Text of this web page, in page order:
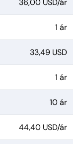
36,00 USD/ár
1 ár
33,49 USD
1 ár
10 ár
44,40 USD/ár